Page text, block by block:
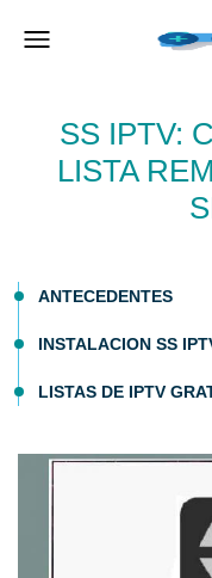
SS IPTV:
LISTA
ANTECEDENTES
INSTALACION SS
LISTAS DE IPTV